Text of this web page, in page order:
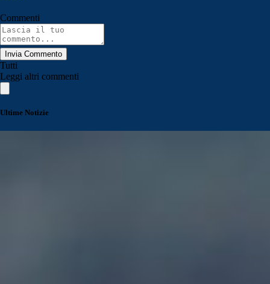
Commenti
Invia Commento
Tutti
Leggi altri commenti
Ultime Notizie